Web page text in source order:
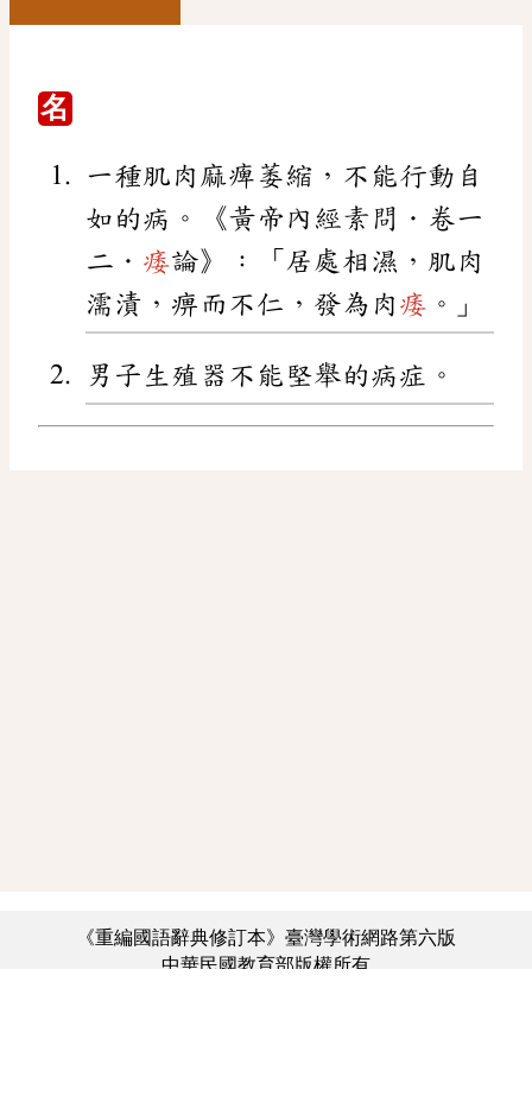
名
一種肌肉麻痺萎縮，不能行動自
如的病。《黃帝內經素問．卷一
二． 痿論》：「居處相濕，肌肉
濡漬，痹而不仁，發為肉 痿 。」
男子生殖器不能堅舉的病症。
《重編國語辭典修訂本》臺灣學術網路第六版
中華民國教育部版權所有